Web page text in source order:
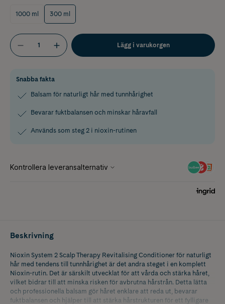
1000 ml 300 ml
Lägg i varukorgen
Snabba fakta
Balsam för naturligt hår med tunnhårighet
Bevarar fuktbalansen och minskar håravfall
Används som steg 2 i nioxin-rutinen
Beskrivning
Nioxin System 2 Scalp Therapy Revitalising Conditioner för naturligt
hår med tendens till tunnhårighet är det andra steget i en komplett
Nioxin-rutin. Det är särskilt utvecklat för att vårda och stärka håret,
vilket bidrar till att minska risken för avbrutna hårstrån. Detta lätta
och professionella balsam gör håret enklare att reda ut, bevarar
fuktbalansen och hjälper till att stärka hårstrukturen för ett fylligare